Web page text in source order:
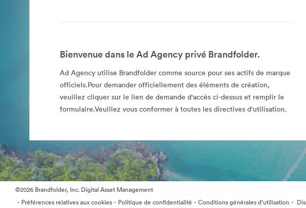
Bienvenue dans le Ad Agency privé Brandfolder.
Ad Agency utilise Brandfolder comme source pour ses actifs de marque
officiels.Pour demander officiellement des éléments de création,
veuillez cliquer sur le lien de demande d'accès ci-dessus et remplir le
formulaire.Veuillez vous conformer à toutes les directives d'utilisation.
©2026 Brandfolder, Inc. Digital Asset Management
· Préférences relatives aux cookies · Politique de confidentialité · Conditions générales d’utilisation ·